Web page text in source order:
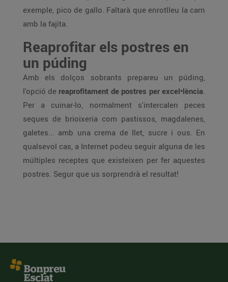
exemple, pico de gallo. Faltarà que enrotlleu la carn
amb la fajita.
Reaprofitar els postres en
un púding
Amb els dolços sobrants prepareu un púding,
l'opció de reaprofitament de postres per excel•lència.
Per a cuinar-lo, normalment s'intercalen peces
seques de brioixeria com pastissos, magdalenes,
galetes... amb una crema de llet, sucre i ous. En
qualsevol cas, a Internet podeu seguir alguna de les
múltiples receptes que existeixen per fer aquestes
postres. Segur que us sorprendrà el resultat!